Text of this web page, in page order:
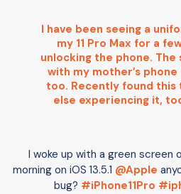
I have been seeing a
my 11 Pro Max for a
unlocking the phone. The
with my mother’s phone
too. Recently found this
else experiencing it,
I woke up with a green screen
morning on iOS 13.5.1 @Apple
bug? #iPhone11Pro